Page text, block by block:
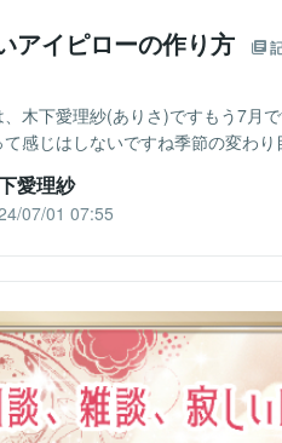
アイピローの作り方
、木下愛理紗(ありさ)ですもう7月
て感じはしないですね季節の変わ
愛理紗
07/01 07:55